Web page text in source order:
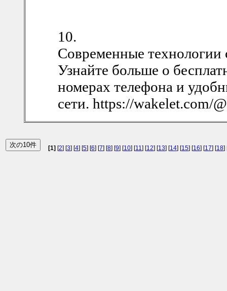
10.
Современные
Узнайте больше о
номерах телефона и
сети. https://wakelet.com/
[1] [2] [3] [4] [5] [6] [7] [8] [9] [10] [11] [12] [13] [14] [15] [16] [17] [18]